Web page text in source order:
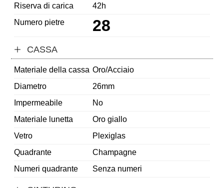
Riserva di carica
42h
Numero pietre
28
CASSA
Materiale della cassa Oro/Acciaio
Diametro
26mm
Impermeabile
No
Materiale lunetta
Oro giallo
Vetro
Plexiglas
Quadrante
Champagne
Numeri quadrante
Senza numeri